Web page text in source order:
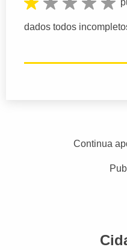
dados todos
Continua